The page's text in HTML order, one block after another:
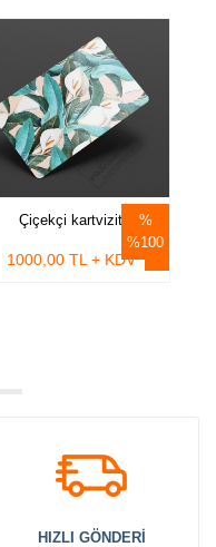
%100
Çiçekçi kartvizit
1000,00 TL + KDV
HIZLI GÖNDERİ